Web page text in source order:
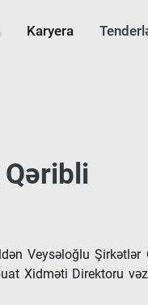
Karyera
Veysəloğlu
Xidməti Direktoru